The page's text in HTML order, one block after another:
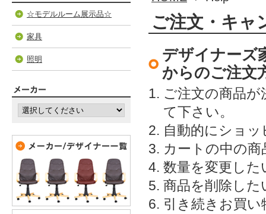
☆モデルルーム展示品☆
家具
照明
ご注文・キャ
デザイナーズ
からのご注文
ご注文の商品
て下さい。
自動的にショ
カートの中の
数量を変更した
商品を削除した
引き続きお買